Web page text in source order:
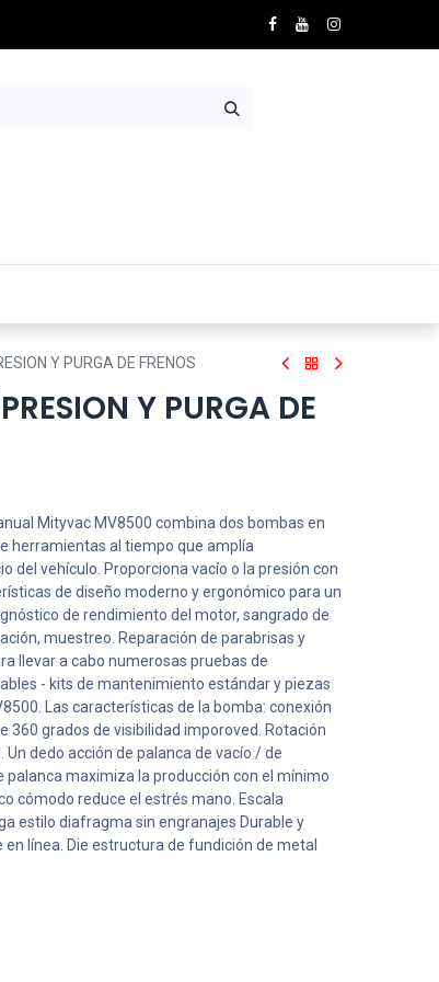
Y PURGA DE FRENOS
Y PURGA DE
Mityvac MV8500 combina dos bombas en
herramientas al tiempo que amplía
del vehículo. Proporciona vacío o la presión con
de diseño moderno y ergonómico para un
de rendimiento del motor, sangrado de
muestreo. Reparación de parabrisas y
llevar a cabo numerosas pruebas de
- kits de mantenimiento estándar y piezas
Las características de la bomba: conexión
360 grados de visibilidad imporoved. Rotación
dedo acción de palanca de vacío / de
palanca maximiza la producción con el mínimo
cómodo reduce el estrés mano. Escala
estilo diafragma sin engranajes Durable y
línea. Die estructura de fundición de metal